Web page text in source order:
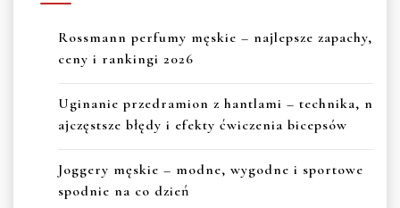
Rossmann perfumy męskie – najlepsze zapachy,
ceny i rankingi 2026
Uginanie przedramion z hantlami – technika, n
ajczęstsze błędy i efekty ćwiczenia bicepsów
Joggery męskie – modne, wygodne i sportowe
spodnie na co dzień